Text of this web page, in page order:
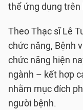
thể ứng dụng trên
Theo Thạc sĩ Lê
chức năng, Bệnh
chức năng hiện
ngành – kết hợp
nhằm mục đích
người bệnh.